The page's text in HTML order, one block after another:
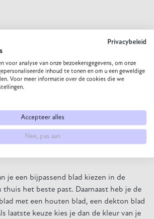
Me houden we van eten en drinken,
belangrijk om de perfecte tafel aan te
aan kan tafelen. Bartafel Gusto kan
met de Gusto eettafel en de Gusto
je een bijpassend blad kiezen in de
het beste past. Daarnaast heb je de
met een houten blad, een dekton blad
laatste keuze kies je dan de kleur van je
Privacybeleid
voor analyse van onze bezoekersgegevens, om onze
inhoud te tonen en om u een geweldige
Voor meer informatie over de cookies die we
Accepteer alles
Nee, pas aan